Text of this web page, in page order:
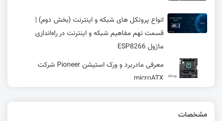
انواع پروتکل های شبکه و اینترنت (بخش دوم) |
قسمت نهم مفاهیم شبکه و اینترنت در راه‌اندازی
ماژول ESP8266
معرفی مادربرد و ورک استیشن Pioneer شرکت
microATX
مشخصات